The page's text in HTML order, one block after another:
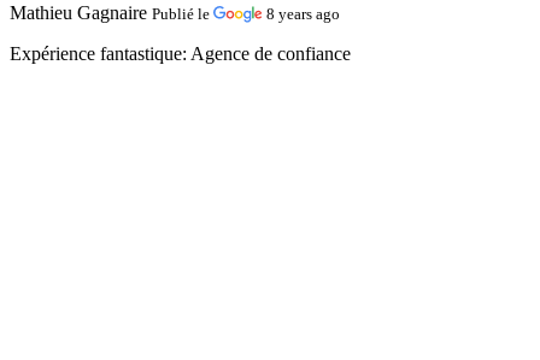
Mathieu Gagnaire Publié le 8 years ago
Expérience fantastique: Agence de confiance